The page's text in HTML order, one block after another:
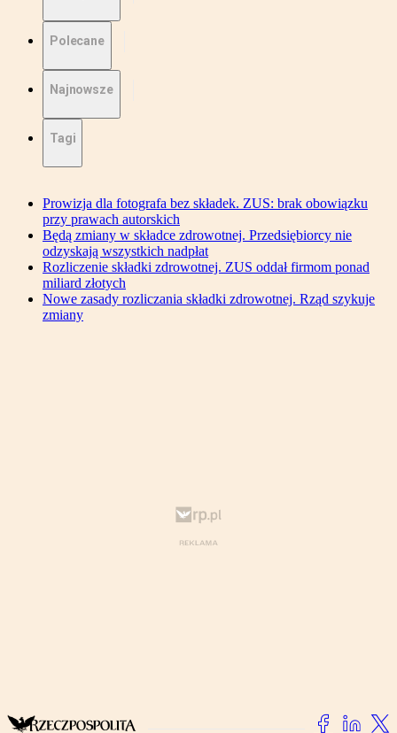
Polecane
Najnowsze
Tagi
Prowizja dla fotografa bez składek. ZUS: brak obowiązku
przy prawach autorskich
Będą zmiany w składce zdrowotnej. Przedsiębiorcy nie
odzyskają wszystkich nadpłat
Rozliczenie składki zdrowotnej. ZUS oddał firmom ponad
miliard złotych
Nowe zasady rozliczania składki zdrowotnej. Rząd szykuje
zmiany